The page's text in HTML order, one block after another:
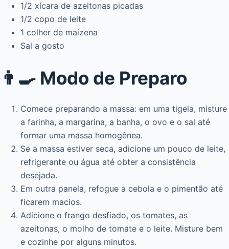
1/2 xícara de azeitonas picadas
1/2 copo de leite
1 colher de maizena
Sal a gosto
👨‍🍳 Modo de Preparo
Comece preparando a massa: em uma tigela, misture
a farinha, a margarina, a banha, o ovo e o sal até
formar uma massa homogênea.
Se a massa estiver seca, adicione um pouco de leite,
refrigerante ou água até obter a consistência
desejada.
Em outra panela, refogue a cebola e o pimentão até
ficarem macios.
Adicione o frango desfiado, os tomates, as
azeitonas, o molho de tomate e o leite. Misture bem
e cozinhe por alguns minutos.